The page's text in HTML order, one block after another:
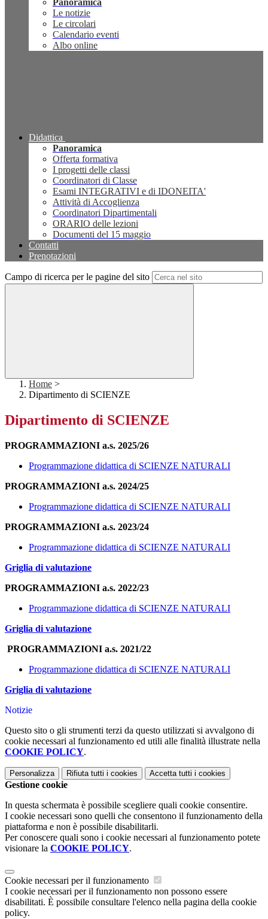
Panoramica
Le notizie
Le circolari
Calendario eventi
Albo online
Didattica
Panoramica
Offerta formativa
I progetti delle classi
Coordinatori di Classe
Esami INTEGRATIVI e di IDONEITA'
Attività di Accoglienza
Coordinatori Dipartimentali
ORARIO delle lezioni
Documenti del 15 maggio
Contatti
Prenotazioni
Campo di ricerca per le pagine del sito
Home >
Dipartimento di SCIENZE
Dipartimento di SCIENZE
PROGRAMMAZIONI a.s. 2025/26
Programmazione didattica di SCIENZE NATURALI
PROGRAMMAZIONI a.s. 2024/25
Programmazione didattica di SCIENZE NATURALI
PROGRAMMAZIONI a.s. 2023/24
Programmazione didattica di SCIENZE NATURALI
Griglia di valutazione
PROGRAMMAZIONI a.s. 2022/23
Programmazione didattica di SCIENZE NATURALI
Griglia di valutazione
PROGRAMMAZIONI a.s. 2021/22
Programmazione didattica di SCIENZE NATURALI
Griglia di valutazione
Notizie
Questo sito o gli strumenti terzi da questo utilizzati si avvalgono di
cookie necessari al funzionamento ed utili alle finalità illustrate nella
COOKIE POLICY.
Personalizza Rifiuta tutti i cookies Accetta tutti i cookies
Gestione cookie
In questa schermata è possibile scegliere quali cookie consentire.
I cookie necessari sono quelli che consentono il funzionamento della
piattaforma e non è possibile disabilitarli.
Per conoscere quali sono i cookie necessari al funzionamento potete
visionare la COOKIE POLICY.
Cookie necessari per il funzionamento
I cookie necessari per il funzionamento non possono essere
disabilitati. È possibile consultare l'elenco nella pagina della cookie
policy.